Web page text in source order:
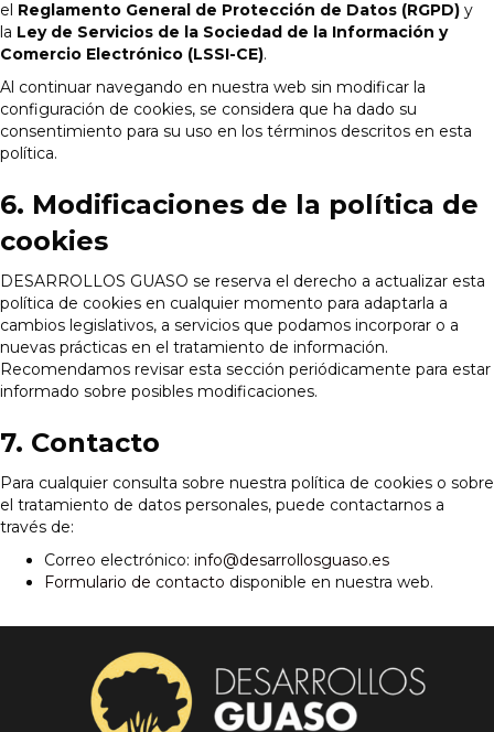
el Reglamento General de Protección de Datos (RGPD) y
la Ley de Servicios de la Sociedad de la Información y
Comercio Electrónico (LSSI-CE).
Al continuar navegando en nuestra web sin modificar la
configuración de cookies, se considera que ha dado su
consentimiento para su uso en los términos descritos en esta
política.
6. Modificaciones de la política de
cookies
DESARROLLOS GUASO se reserva el derecho a actualizar esta
política de cookies en cualquier momento para adaptarla a
cambios legislativos, a servicios que podamos incorporar o a
nuevas prácticas en el tratamiento de información.
Recomendamos revisar esta sección periódicamente para estar
informado sobre posibles modificaciones.
7. Contacto
Para cualquier consulta sobre nuestra política de cookies o sobre
el tratamiento de datos personales, puede contactarnos a
través de:
Correo electrónico: info@desarrollosguaso.es
Formulario de contacto disponible en nuestra web.